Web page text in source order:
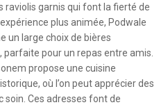
raviolis garnis qui font la fierté de
plus animée, Podwale
un large choix de bières
pour un repas entre amis.
propose une cuisine
où l’on peut apprécier des
soin. Ces adresses font de